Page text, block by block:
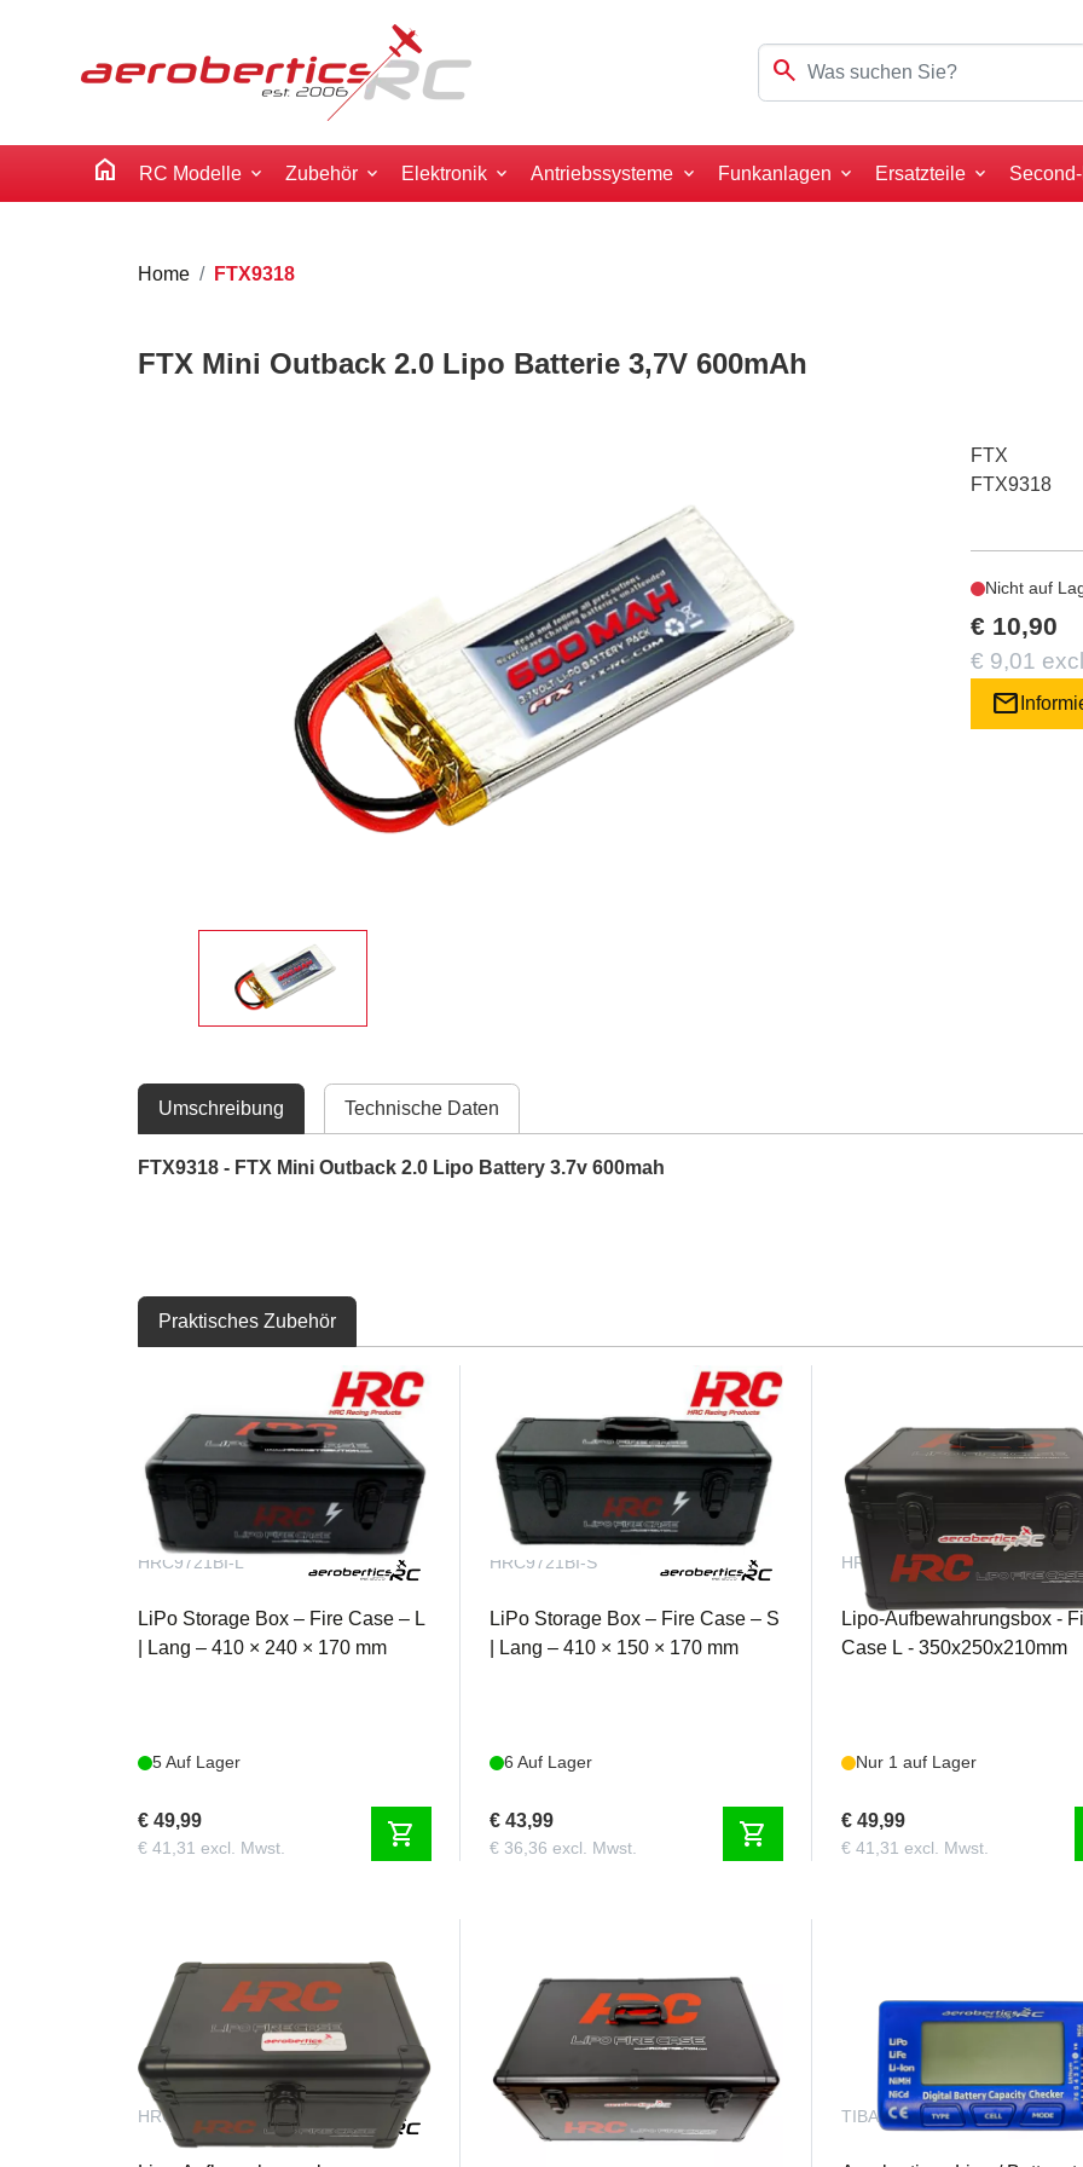
search
home RC Modelle Zubehör Elektronik Antriebssysteme Funkanlagen Ersatzteile
Home FTX9318
FTX Mini Outback 2.0 Lipo Batterie 3,7V 600mAh
FTX
FTX9318
Nicht auf
€ 10,90
€ 9,01
mail
Umschreibung Technische Daten
FTX9318 - FTX Mini Outback 2.0 Lipo Battery 3.7v 600mah
Praktisches Zubehör
HRC9721BI-L
LiPo Storage Box – Fire Case – L
| Lang – 410 × 240 × 170 mm
5 Auf Lager
€ 49,99
€ 41,31 excl. Mwst. shopping_cart
HRC9721BI-S
LiPo Storage Box – Fire Case – S
| Lang – 410 × 150 × 170 mm
6 Auf Lager
€ 43,99
€ 36,36 excl. Mwst. shopping_cart
HRC9721L
Lipo-Aufbewahrungsbox -
Case L - 350x250x210mm
Nur 1 auf Lager
€ 49,99
€ 41,31 excl. Mwst.
HRC9721S HRC9721XL TIBATST